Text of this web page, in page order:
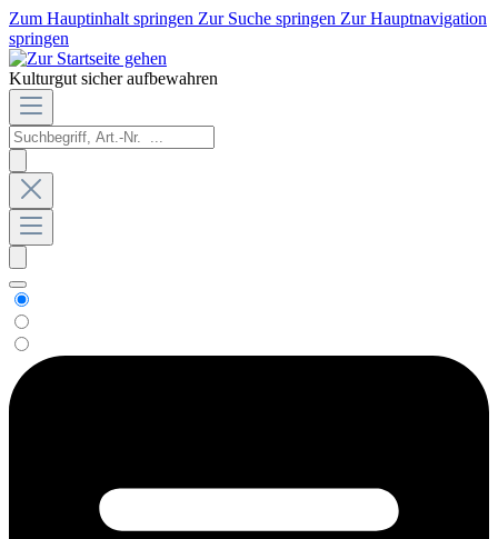
Zum Hauptinhalt springen Zur Suche springen Zur Hauptnavigation
springen
Kulturgut sicher aufbewahren